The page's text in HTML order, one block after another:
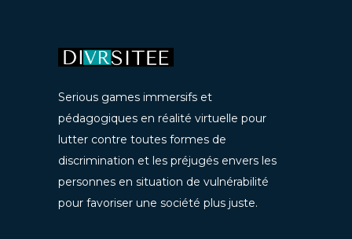
Serious games immersifs et
pédagogiques en réalité virtuelle pour
lutter contre toutes formes de
discrimination et les préjugés envers les
personnes en situation de vulnérabilité
pour favoriser une société plus juste.